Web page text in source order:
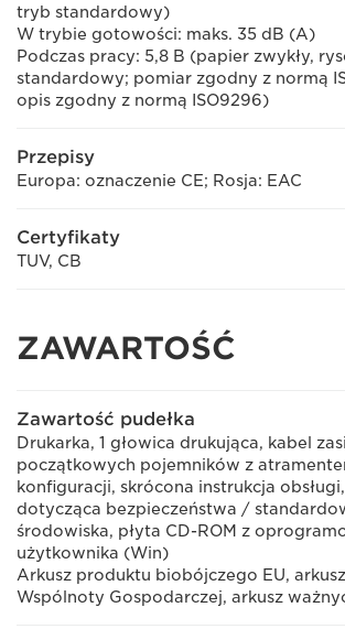
tryb standardowy)
W trybie gotowości: maks. 35 dB (A)
Podczas pracy: 5,8 B (papier zwykły,
standardowy; pomiar zgodny z normą
opis zgodny z normą ISO9296)
Przepisy
Europa: oznaczenie CE; Rosja: EAC
Certyfikaty
TUV, CB
ZAWARTOŚĆ
Zawartość pudełka
Drukarka, 1 głowica drukująca, kabel
początkowych pojemników z
konfiguracji, skrócona instrukcja
dotycząca bezpieczeństwa /
środowiska, płyta CD-ROM z
użytkownika (Win)
Arkusz produktu biobójczego EU,
Wspólnoty Gospodarczej, arkusz